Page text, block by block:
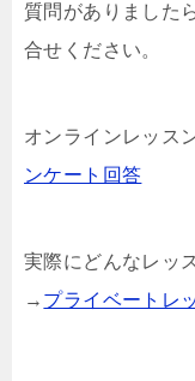
質問がありましたら
合せください。
オンラインレッス
ンケート回答
実際にどんなレッ
→ プライベートレ